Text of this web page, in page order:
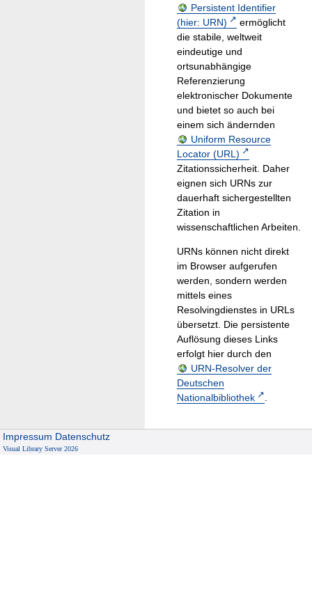
Persistent Identifier
(hier: URN)
ermöglicht
die stabile, weltweit
eindeutige und
ortsunabhängige
Referenzierung
elektronischer Dokumente
und bietet so auch bei
einem sich ändernden
Uniform Resource
Locator (URL)
Zitationssicherheit. Daher
eignen sich URNs zur
dauerhaft sichergestellten
Zitation in
wissenschaftlichen Arbeiten.
URNs können nicht direkt
im Browser aufgerufen
werden, sondern werden
mittels eines
Resolvingdienstes in URLs
übersetzt. Die persistente
Auflösung dieses Links
erfolgt hier durch den
URN-Resolver der
Deutschen
Nationalbibliothek
.
Impressum Datenschutz
Visual Library Server 2026